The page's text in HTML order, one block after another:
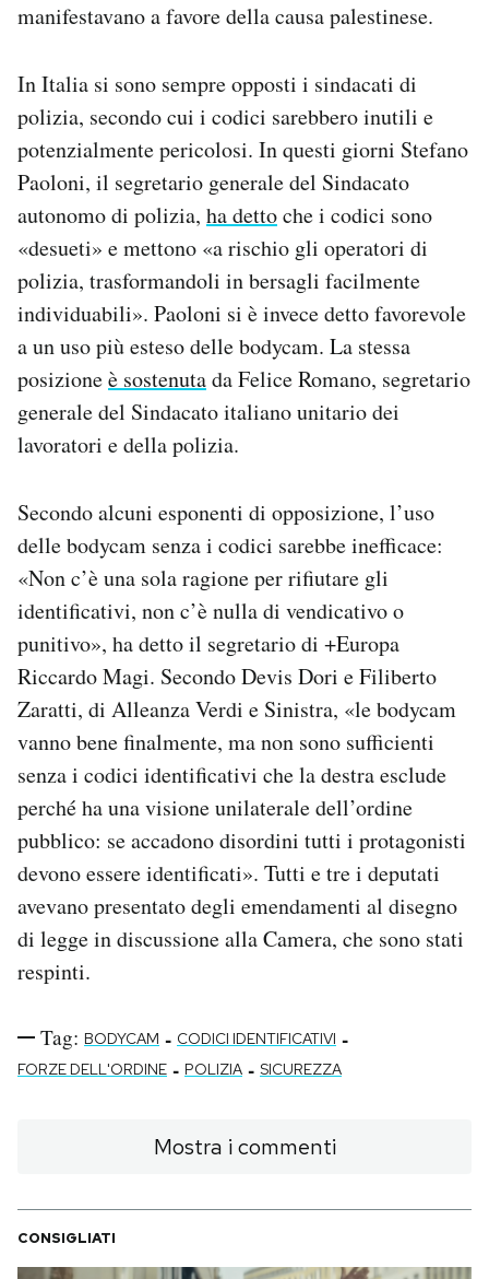
manifestavano a favore della causa palestinese.
In Italia si sono sempre opposti i sindacati di
polizia, secondo cui i codici sarebbero inutili e
potenzialmente pericolosi. In questi giorni Stefano
Paoloni, il segretario generale del Sindacato
autonomo di polizia, ha dettoche i codici sono
«desueti» e mettono «a rischio gli operatori di
polizia, trasformandoli in bersagli facilmente
individuabili». Paoloni si è invece detto favorevole
a un uso più esteso delle bodycam. La stessa
posizioneè sostenutada Felice Romano, segretario
generale del Sindacato italiano unitario dei
lavoratori e della polizia.
Secondo alcuni esponenti di opposizione, l’uso
delle bodycam senza i codici sarebbe inefficace:
«Non c’è una sola ragione per rifiutare gli
identificativi, non c’è nulla di vendicativo o
punitivo», ha detto il segretario di +Europa
Riccardo Magi. Secondo Devis Dori e Filiberto
Zaratti, di Alleanza Verdi e Sinistra, «le bodycam
vanno bene finalmente, ma non sono sufficienti
senza i codici identificativi che la destra esclude
perché ha una visione unilaterale dell’ordine
pubblico: se accadono disordini tutti i protagonisti
devono essere identificati». Tutti e tre i deputati
avevano presentato degli emendamenti al disegno
di legge in discussione alla Camera, che sono stati
respinti.
Tag: BODYCAM - CODICI IDENTIFICATIVI -
FORZE DELL'ORDINE - POLIZIA - SICUREZZA
Mostra i commenti
CONSIGLIATI